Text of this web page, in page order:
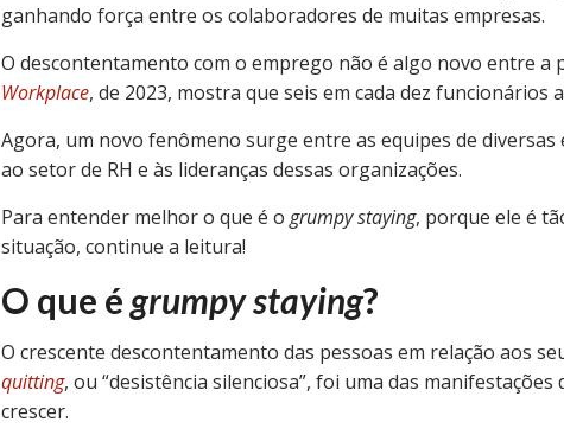
ganhando força entre os colaboradores de muitas empresas.
O descontentamento com o emprego não é algo novo entre a
Workplace, de 2023, mostra que seis em cada dez funcionários
Agora, um novo fenômeno surge entre as equipes de
ao setor de RH e às lideranças dessas organizações.
Para entender melhor o que é o grumpy staying, porque ele é
situação, continue a leitura!
O que égrumpy staying?
O crescente descontentamento das pessoas em relação aos
quitting, ou “desistência silenciosa”, foi uma das
crescer.